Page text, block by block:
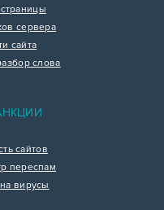
сервера
сайта
слова
сайтов
переспам
вирусы